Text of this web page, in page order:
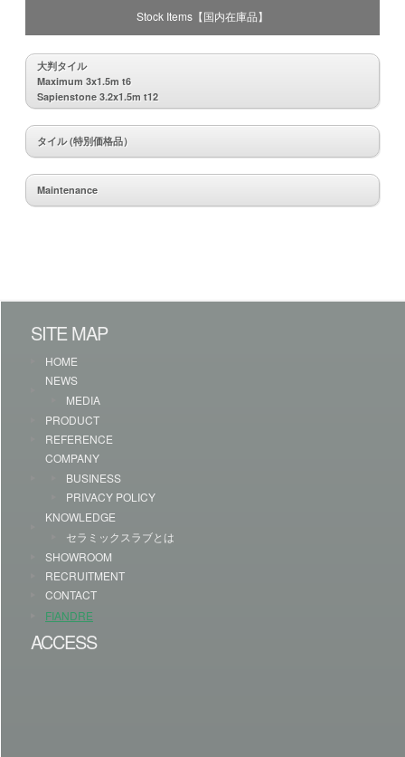
Stock Items【国内在庫品】
大判タイル
Maximum 3x1.5m t6
Sapienstone 3.2x1.5m t12
タイル (特別価格品）
Maintenance
SITE MAP
HOME
NEWS
MEDIA
PRODUCT
REFERENCE
COMPANY
BUSINESS
PRIVACY POLICY
KNOWLEDGE
セラミックスラブとは
SHOWROOM
RECRUITMENT
CONTACT
FIANDRE
ACCESS